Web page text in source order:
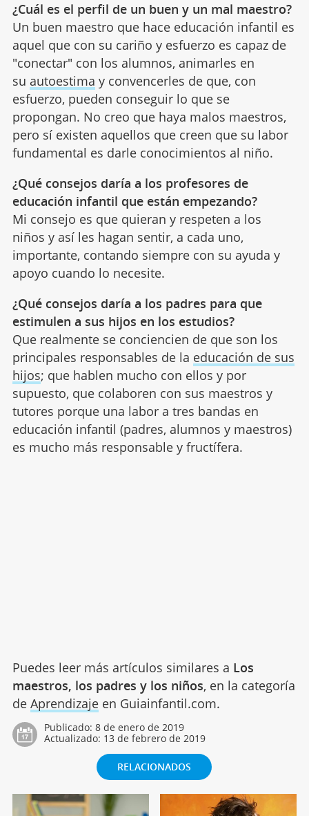
¿Cuál es el perfil de un buen y un mal maestro?
Un buen maestro que hace educación infantil es
aquel que con su cariño y esfuerzo es capaz de
"conectar" con los alumnos, animarles en
su autoestima y convencerles de que, con
esfuerzo, pueden conseguir lo que se
propongan. No creo que haya malos maestros,
pero sí existen aquellos que creen que su labor
fundamental es darle conocimientos al niño.
¿Qué consejos daría a los profesores de
educación infantil que están empezando?
Mi consejo es que quieran y respeten a los
niños y así les hagan sentir, a cada uno,
importante, contando siempre con su ayuda y
apoyo cuando lo necesite.
¿Qué consejos daría a los padres para que
estimulen a sus hijos en los estudios?
Que realmente se conciencien de que son los
principales responsables de la educación de sus
hijos; que hablen mucho con ellos y por
supuesto, que colaboren con sus maestros y
tutores porque una labor a tres bandas en
educación infantil (padres, alumnos y maestros)
es mucho más responsable y fructífera.
Puedes leer más artículos similares a Los
maestros, los padres y los niños, en la categoría
de Aprendizajeen Guiainfantil.com.
Publicado: 8 de enero de 2019
Actualizado: 13 de febrero de 2019
RELACIONADOS